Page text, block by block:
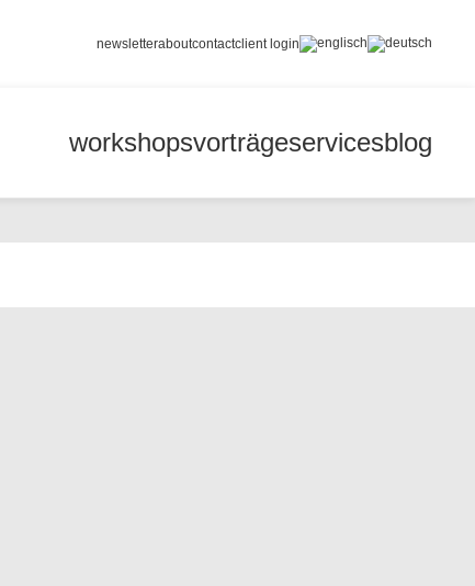
newsletteraboutcontactclient login
workshopsvorträgeservicesblog